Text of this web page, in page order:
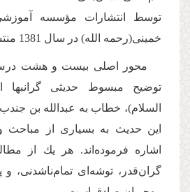
توسط انتشارات مؤسسه
خمینى(رحمه الله) در سال 1381 منتشر گردیده است.
محور اصلى بیست و هشت
توضیح مبسوط حدیثى گرانبها
السلام)، خطاب به عبدالله بن
این حدیث به بسیارى از
اشاره فرموده‌اند. هر یك از
گران‌قدر، توشه‌اى تمام‌ناشدنى،